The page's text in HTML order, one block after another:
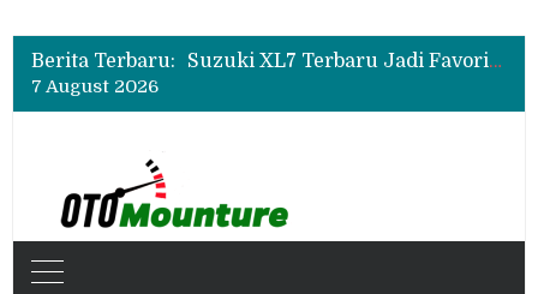
Berita Terbaru:
Promo Servis Mitsubishi Agustus 2026, Ada Diskon ESP dan Bodi & Cat Kilau Merdeka
Suzuki XL7 Terbaru Jadi Favorit Test Drive di GIIAS 2026, Ini Fitur yang Paling Dipuji
Promo Servis Mitsubishi Agustus 2026, Ada Diskon ESP dan Bodi & Cat Kilau Merdeka
7 August 2026